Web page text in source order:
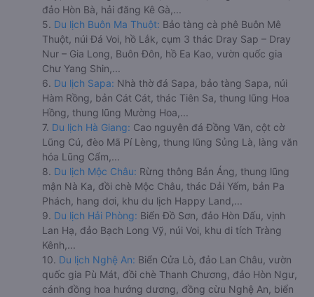
đảo Hòn Bà, hải đăng Kê Gà,...
5. Du lịch Buôn Ma Thuột: Bảo tàng cà phê Buôn Mê
Thuột, núi Đá Voi, hồ Lắk, cụm 3 thác Dray Sap – Dray
Nur – Gia Long, Buôn Đôn, hồ Ea Kao, vườn quốc gia
Chư Yang Shin,...
6. Du lịch Sapa: Nhà thờ đá Sapa, bảo tàng Sapa, núi
Hàm Rồng, bản Cát Cát, thác Tiên Sa, thung lũng Hoa
Hồng, thung lũng Mường Hoa,...
7. Du lịch Hà Giang: Cao nguyên đá Đồng Văn, cột cờ
Lũng Cú, đèo Mã Pí Lèng, thung lũng Sủng Là, làng văn
hóa Lũng Cẩm,...
8. Du lịch Mộc Châu: Rừng thông Bản Áng, thung lũng
mận Nà Ka, đồi chè Mộc Châu, thác Dải Yếm, bản Pa
Phách, hang dơi, khu du lịch Happy Land,...
9. Du lịch Hải Phòng: Biển Đồ Sơn, đảo Hòn Dấu, vịnh
Lan Hạ, đảo Bạch Long Vỹ, núi Voi, khu di tích Tràng
Kênh,...
10. Du lịch Nghệ An: Biển Cửa Lò, đảo Lan Châu, vườn
quốc gia Pù Mát, đồi chè Thanh Chương, đảo Hòn Ngư,
cánh đồng hoa hướng dương, đồng cừu Nghệ An, biển